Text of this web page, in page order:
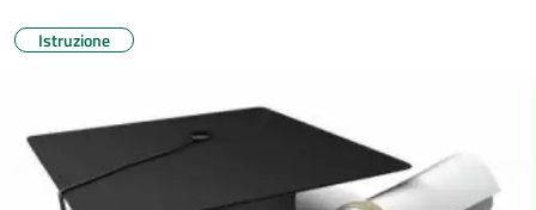
Istruzione